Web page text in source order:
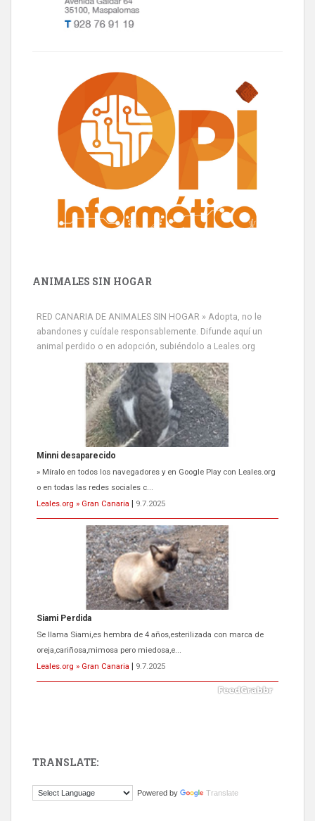
ANIMALES SIN HOGAR
RED CANARIA DE ANIMALES SIN HOGAR » Adopta, no le
abandones y cuídale responsablemente. Difunde aquí un
animal perdido o en adopción, subiéndolo a Leales.org
Minni desaparecido
» Míralo en todos los navegadores y en Google Play con Leales.org
o en todas las redes sociales c...
Leales.org » Gran Canaria
9.7.2025
Siami Perdida
Se llama Siami,es hembra de 4 años,esterilizada con marca de
oreja,cariñosa,mimosa pero miedosa,e...
Leales.org » Gran Canaria
9.7.2025
El ayuntamiento se va a llevar a Los Gatos callejeros de la zona los
TRANSLATE:
Powered by Translate